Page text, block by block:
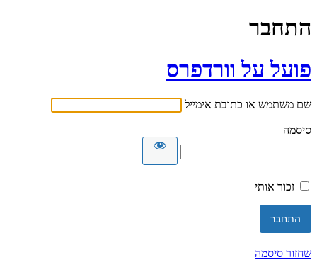
התחבר
פועל על וורדפרס
שם משתמש או כתובת אימייל
סיסמה
זכור אותי
שחזור סיסמה